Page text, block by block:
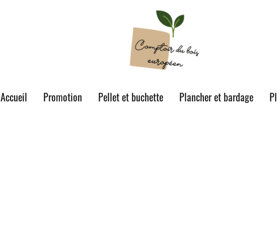
Accueil Promotion Pellet et buchette Plancher et bardage